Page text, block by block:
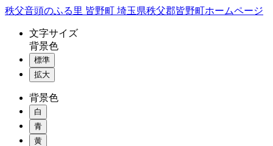
コ
秩父音頭のふる里 皆野町 埼玉県秩父郡皆野町ホームページ
文字サイズ
背景色
標準
拡大
背景色
白
青
黄